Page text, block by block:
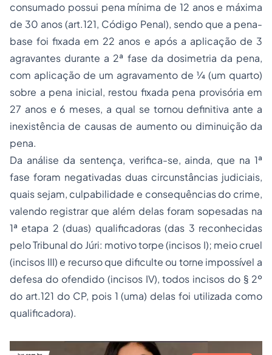
consumado possui pena mínima de 12 anos e máxima
de 30 anos (art.121, Código Penal), sendo que a pena-
base foi fixada em 22 anos e após a aplicação de 3
agravantes durante a 2ª fase da dosimetria da pena,
com aplicação de um agravamento de ¼ (um quarto)
sobre a pena inicial, restou fixada pena provisória em
27 anos e 6 meses, a qual se tornou definitiva ante a
inexistência de causas de aumento ou diminuição da
pena.
Da análise da sentença, verifica-se, ainda, que na 1ª
fase foram negativadas duas circunstâncias judiciais,
quais sejam, culpabilidade e consequências do crime,
valendo registrar que além delas foram sopesadas na
1ª etapa 2 (duas) qualificadoras (das 3 reconhecidas
pelo Tribunal do Júri: motivo torpe (incisos I); meio cruel
(incisos III) e recurso que dificulte ou torne impossível a
defesa do ofendido (incisos IV), todos incisos do § 2º
do art.121 do CP, pois 1 (uma) delas foi utilizada como
qualificadora).